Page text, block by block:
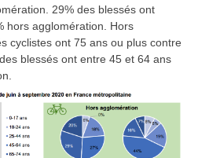
29% des blessés ont
hors agglomération. Hors
cyclistes ont 75 ans ou plus contre
blessés ont entre 45 et 64 ans